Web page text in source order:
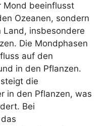
Mond beeinflusst
Ozeanen, sondern
insbesondere
Die Mondphasen
auf den
in den Pflanzen.
die
in den Pflanzen, was
Bei